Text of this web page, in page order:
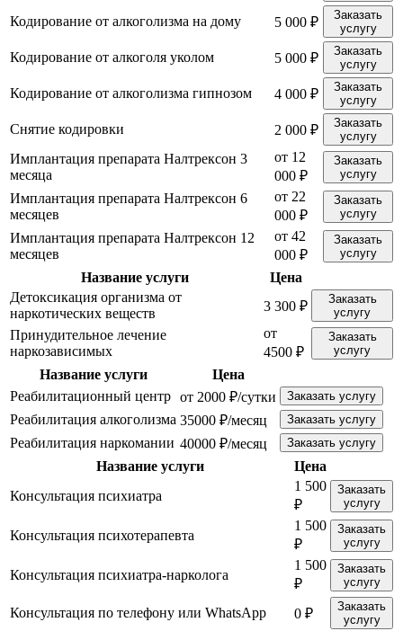
Кодирование от алкоголизма на дому 5 000 ₽
Заказать
услугу
Кодирование от алкоголя уколом 5 000 ₽
Заказать
услугу
Кодирование от алкоголизма гипнозом 4 000 ₽
Заказать
услугу
Снятие кодировки 2 000 ₽
Заказать
услугу
Имплантация препарата Налтрексон 3
месяца
от 12
000 ₽
Заказать
услугу
Имплантация препарата Налтрексон 6
месяцев
от 22
000 ₽
Заказать
услугу
Имплантация препарата Налтрексон 12
месяцев
от 42
000 ₽
Заказать
услугу
Название услуги
Цена
Детоксикация организма от
наркотических веществ
3 300 ₽
Заказать
услугу
Принудительное лечение
наркозависимых
от
4500 ₽
Заказать
услугу
Название услуги
Цена
Реабилитационный центр от 2000 ₽/сутки Заказать услугу
Реабилитация алкоголизма 35000 ₽/месяц Заказать услугу
Реабилитация наркомании 40000 ₽/месяц Заказать услугу
Название услуги
Цена
Консультация психиатра
1 500
₽
Заказать
услугу
Консультация психотерапевта
1 500
₽
Заказать
услугу
Консультация психиатра-нарколога
1 500
₽
Заказать
услугу
Консультация по телефону или WhatsApp 0 ₽
Заказать
услугу